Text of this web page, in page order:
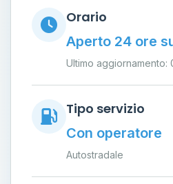
Orario
Aperto 24 ore
Ultimo aggiornamento:
Tipo servizio
Con operatore
Autostradale